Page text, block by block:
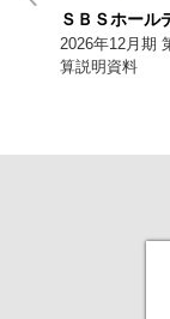
ＳＢＳホール
2026年12月期
算説明資料